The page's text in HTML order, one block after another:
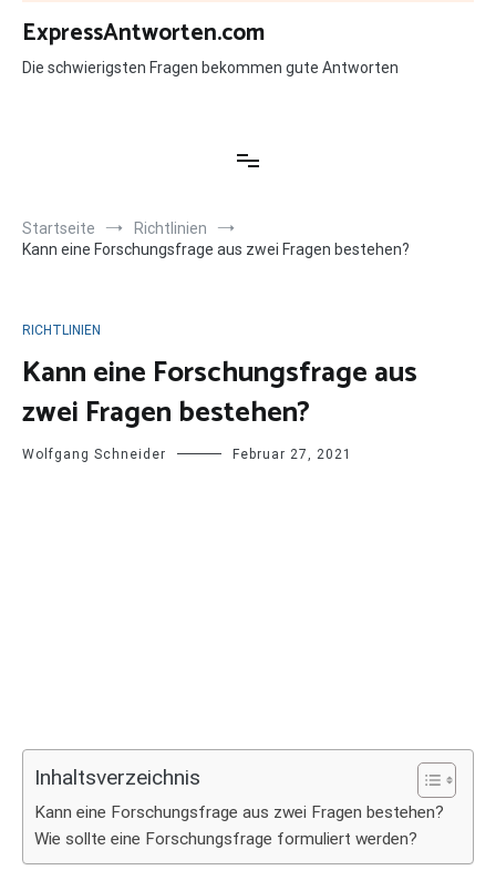
Zum
Inhalt
springen
ExpressAntworten.com
Die schwierigsten Fragen bekommen gute Antworten
Startseite
Richtlinien
Kann eine Forschungsfrage aus zwei Fragen bestehen?
RICHTLINIEN
Kann eine Forschungsfrage aus
zwei Fragen bestehen?
Wolfgang Schneider Februar 27, 2021
Inhaltsverzeichnis
Kann eine Forschungsfrage aus zwei Fragen bestehen?
Wie sollte eine Forschungsfrage formuliert werden?